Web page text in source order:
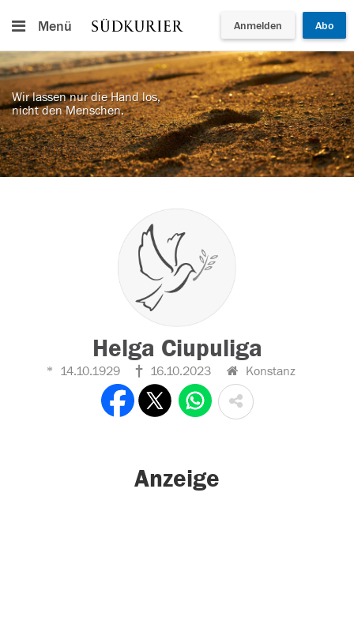
Menü Anmelden Abo
Wir lassen nur die Hand los,
nicht den Menschen.
Helga Ciupuliga
14.10.1929 16.10.2023 Konstanz
Anzeige